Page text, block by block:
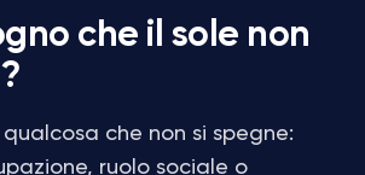
che il sole non
che non si spegne:
ruolo sociale o